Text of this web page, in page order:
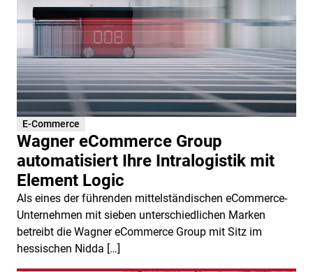
E-Commerce
Wagner eCommerce Group
automatisiert Ihre Intralogistik mit
Element Logic
Als eines der führenden mittelständischen eCommerce-
Unternehmen mit sieben unterschiedlichen Marken
betreibt die Wagner eCommerce Group mit Sitz im
hessischen Nidda […]